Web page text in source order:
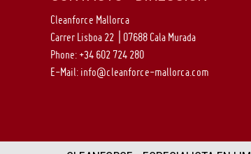
Cleanforce Mallorca
Carrer Lisboa 22 | 07688 Cala Murada
Phone: +34 602 724 280
E-Mail: info@cleanforce-mallorca.com